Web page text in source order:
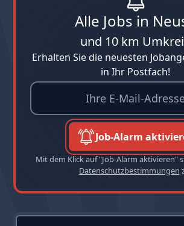
Alle Jobs in
und 10 km
Erhalten Sie die neuesten
in Ihr Postfach!
Job-Alarm
Mit dem Klick auf "Job-Alarm aktivieren"
Datenschutzbestimmungen